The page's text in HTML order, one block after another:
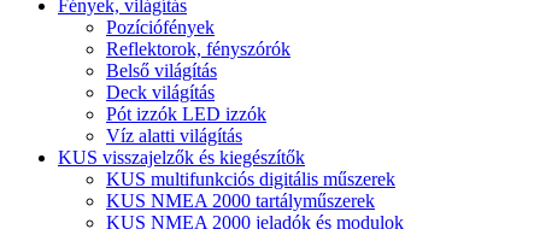
Fények, világítás
Pozíciófények
Reflektorok, fényszórók
Belső világítás
Deck világítás
Pót izzók LED izzók
Víz alatti világítás
KUS visszajelzők és kiegészítők
KUS multifunkciós digitális műszerek
KUS NMEA 2000 tartályműszerek
KUS NMEA 2000 jeladók és modulok